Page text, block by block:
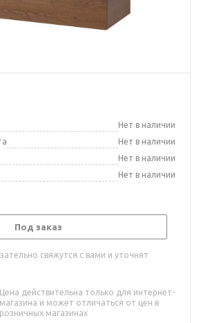
Нет в наличии
Нет в наличии
Нет в наличии
Нет в наличии
Под заказ
свяжутся с вами и уточнят
Цена действительна только для интернет-
магазина и может отличаться от цен в
розничных магазинах